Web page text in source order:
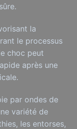
la
le processus
choc peut
après une
par ondes de
variété de
les entorses,